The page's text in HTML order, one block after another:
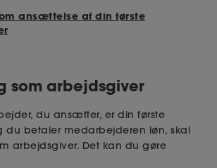
ansættelse af din første
som arbejdsgiver
du ansætter, er din første
du betaler medarbejderen løn, skal
arbejdsgiver. Det kan du gøre